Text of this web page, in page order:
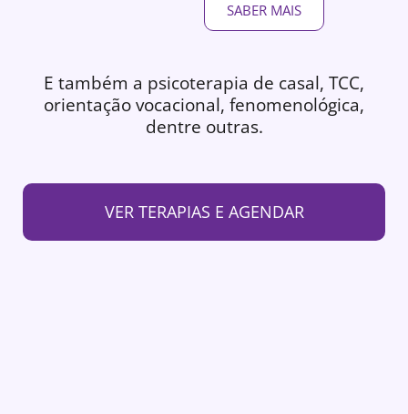
SABER MAIS
E também a psicoterapia de casal, TCC,
orientação vocacional, fenomenológica,
dentre outras.
VER TERAPIAS E AGENDAR